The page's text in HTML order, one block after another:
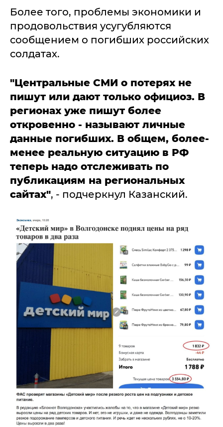
Более того, проблемы экономики и
продовольствия усугубляются
сообщением о погибших российских
солдатах.
"Центральные СМИ о потерях не
пишут или дают только официоз. В
регионах уже пишут более
откровенно - называют личные
данные погибших. В общем, более-
менее реальную ситуацию в РФ
теперь надо отслеживать по
публикациям на региональных
сайтах", - подчеркнул Казанский.